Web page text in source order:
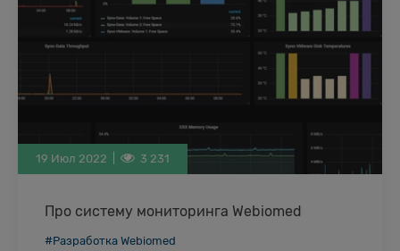
19 Июл 2022 | 3 231
Про систему мониторинга Webiomed
Платформа Webiomed в настоящее время – это
#Разработка Webiomed